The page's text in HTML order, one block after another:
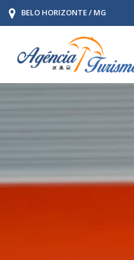
BELO HORIZONTE / MG